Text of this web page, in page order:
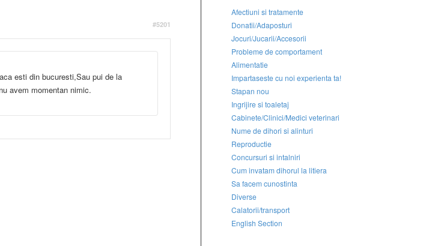
#5201
esti din bucuresti,Sau pui de la
avem momentan nimic.
Afectiuni si tratamente
Donatii/Adaposturi
Jocuri/Jucarii/Accesorii
Probleme de comportament
Alimentatie
Impartaseste cu noi experienta ta!
Stapan nou
Ingrijire si toaletaj
Cabinete/Clinici/Medici veterinari
Nume de dihori si alinturi
Reproductie
Concursuri si intalniri
Cum invatam dihorul la litiera
Sa facem cunostinta
Diverse
Calatorii/transport
English Section